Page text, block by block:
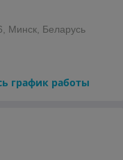
Минск, Беларусь
график работы